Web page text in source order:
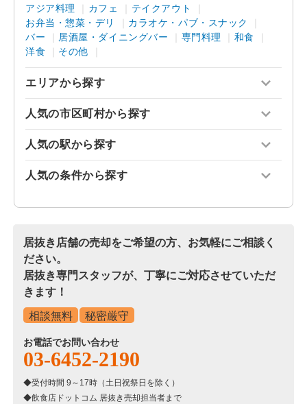
アジア料理
カフェ
テイクアウト
お弁当・惣菜・デリ
カラオケ・パブ・スナック
バー
居酒屋・ダイニングバー 専門料理
和食
洋食
その他
エリアから探す
人気の市区町村から探す
人気の駅から探す
人気の条件から探す
居抜き店舗の売却をご希望の方、お気軽にご相談く
ださい。
居抜き専門スタッフが、丁寧にご対応させていただ
きます！
相談無料 秘密厳守
お電話でお問い合わせ
03-6452-2190
受付時間 9～17時（土日祝祭日を除く）
飲食店ドットコム 居抜き売却担当者まで